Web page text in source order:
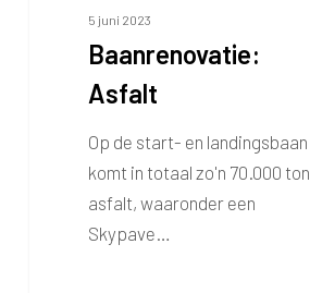
5 juni 2023
Baanrenovatie:
Asfalt
Op de start- en landingsbaan
komt in totaal zo'n 70.000 ton
asfalt, waaronder een
Skypave…